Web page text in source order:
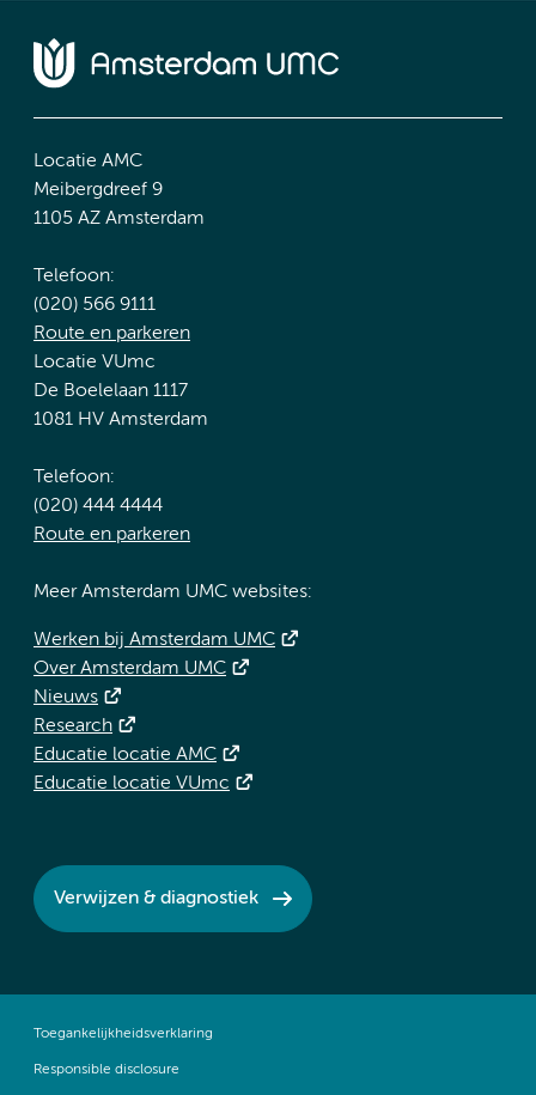
Locatie AMC
Meibergdreef 9
1105 AZ Amsterdam
Telefoon:
(020) 566 9111
Route en parkeren
Locatie VUmc
De Boelelaan 1117
1081 HV Amsterdam
Telefoon:
(020) 444 4444
Route en parkeren
Meer Amsterdam UMC websites:
Werken bij Amsterdam UMC
Over Amsterdam UMC
Nieuws
Research
Educatie locatie AMC
Educatie locatie VUmc
Verwijzen & diagnostiek
Toegankelijkheidsverklaring
Responsible disclosure